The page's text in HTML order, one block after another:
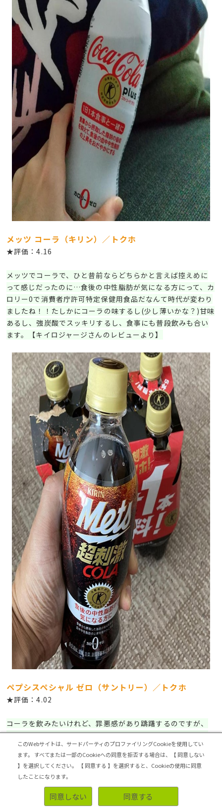
メッツ コーラ（キリン）／トクホ
★評価：4.16
メッツでコーラで、ひと昔前ならどちらかと言えば控えめに
って感じだったのに…食後の中性脂肪が気になる方にって、カ
ロリー0で消費者庁許可特定保健用食品だなんて時代が変わり
ましたね！！たしかにコーラの味するし(少し薄いかな？)甘味
あるし、強炭酸でスッキリするし、食事にも普段飲みも合い
ます。【キイロジャージさんのレビューより】
ペプシスペシャル ゼロ（サントリー）／トクホ
★評価：4.02
コーラを飲みたいけれど、罪悪感があり躊躇するのですが、
特保のコーラなので、罪悪感がなく飲めました。味も普通の
コーラより薄く感じますが、全然美味しかったです。炭酸感
も弱めですが全く気にならず美味しかったです。肉料理にも
とても合っていて良かったです。【みっきーまうすさんのレビ
ューより】
このWebサイトは、サードパーティのプロファイリングCookieを使用してい
ます。
すべてまたは一部のCookieへの同意を拒否する場合は、【 同意しない
】を選択してください。
【 同意する 】を選択すると、Cookieの使用に同意
したことになります。
同意しない 同意する